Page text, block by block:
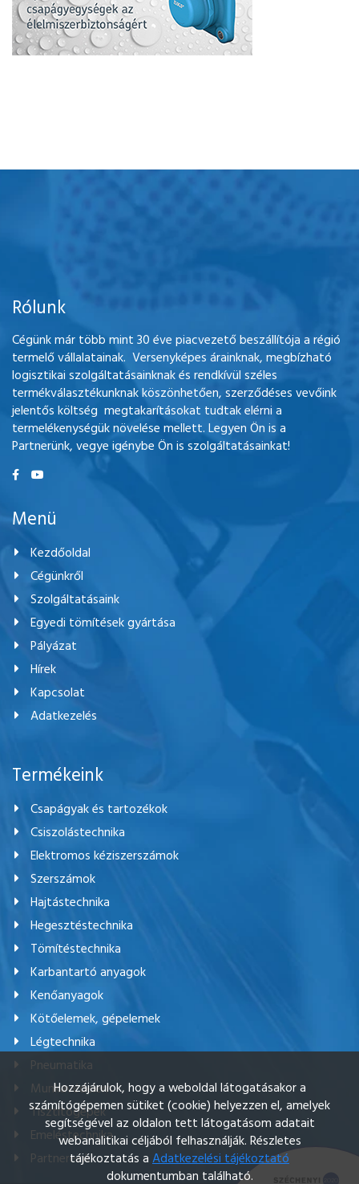
Rólunk
Cégünk már több mint 30 éve piacvezető beszállítója a régió
termelő vállalatainak. Versenyképes árainknak, megbízható
logisztikai szolgáltatásainknak és rendkívül széles
termékválasztékunknak köszönhetően, szerződéses vevőink
jelentős költség megtakarításokat tudtak elérni a
termelékenységük növelése mellett. Legyen Ön is a
Partnerünk, vegye igénybe Ön is szolgáltatásainkat!
Menü
Kezdőoldal
Cégünkről
Szolgáltatásaink
Egyedi tömítések gyártása
Pályázat
Hírek
Kapcsolat
Adatkezelés
Termékeink
Csapágyak és tartozékok
Csiszolástechnika
Elektromos kéziszerszámok
Szerszámok
Hajtástechnika
Hegesztéstechnika
Tömítéstechnika
Karbantartó anyagok
Kenőanyagok
Kötőelemek, gépelemek
Légtechnika
Pneumatika
Munkavédelem
Tisztítógépek
Emeléstechnika
Partnereink
Hozzájárulok, hogy a weboldal látogatásakor a
számítógépemen sütiket (cookie) helyezzen el, amelyek
segítségével az oldalon tett látogatásom adatait
webanalitikai céljából felhasználják. Részletes
tájékoztatás aAdatkezelési tájékoztató
dokumentumban található.